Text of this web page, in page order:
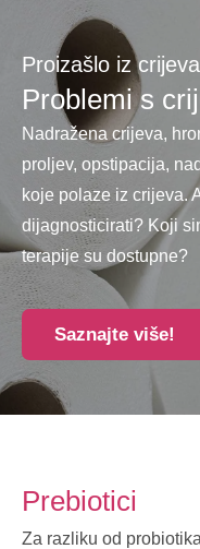
Proizašlo iz crijeva
Problemi s
Nadražena crijeva,
proljev, opstipacija,
koje polaze iz crijeva.
dijagnosticirati? Koji
terapije su dostupne?
Saznajte više!
Prebiotici
Za razliku od